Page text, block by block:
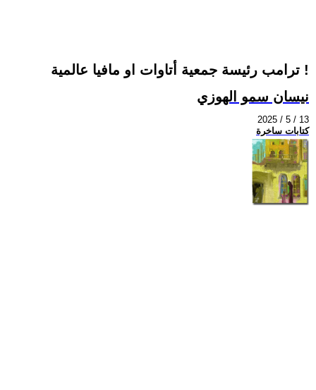
ترامب رئيسة جمعية أتاوات او مافيا عالمية !
نيسان سمو الهوزي
2025 / 5 / 13
كتابات ساخرة